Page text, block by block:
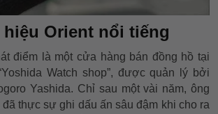
Orient nổi tiếng
điểm là một cửa hàng bán đồng hồ tại
Watch shop”, được quản lý bởi
Yashida. Chỉ sau một vài năm, ông
thực sự ghi dấu ấn sâu đậm khi cho ra